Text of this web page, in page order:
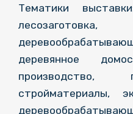
Тематики
деревянное
производство,
стройматериалы,